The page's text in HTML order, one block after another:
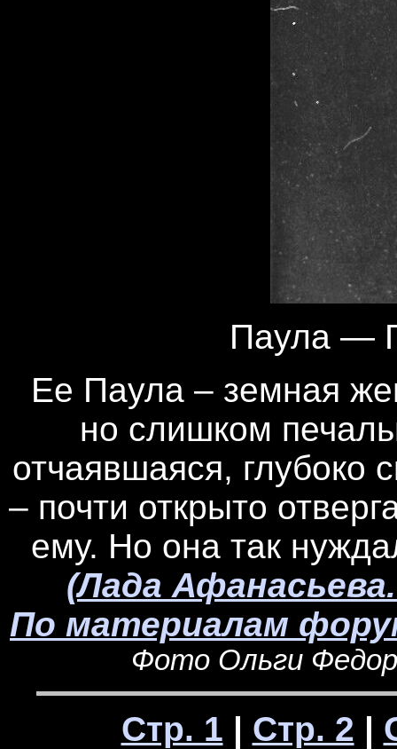
Паула —
Ее Паула – земная
но слишком
отчаявшаяся,
– почти открыто
ему. Но она так
(Лада
По материалам
Фото Ольги
Стр. 1 | Стр. 2 |